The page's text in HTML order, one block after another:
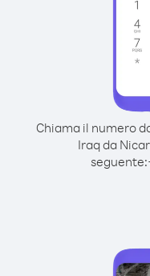
Chiama il numero
Iraq da
seguente: